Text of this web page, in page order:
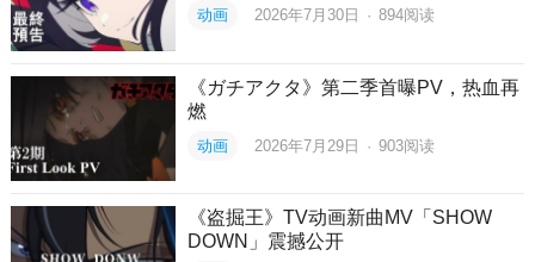
动画 2026年7月30日 · 894阅读
《ガチアクタ》第二季首曝PV，热血再
燃
动画 2026年7月29日 · 903阅读
《盗掘王》TV动画新曲MV「SHOW
DOWN」震撼公开